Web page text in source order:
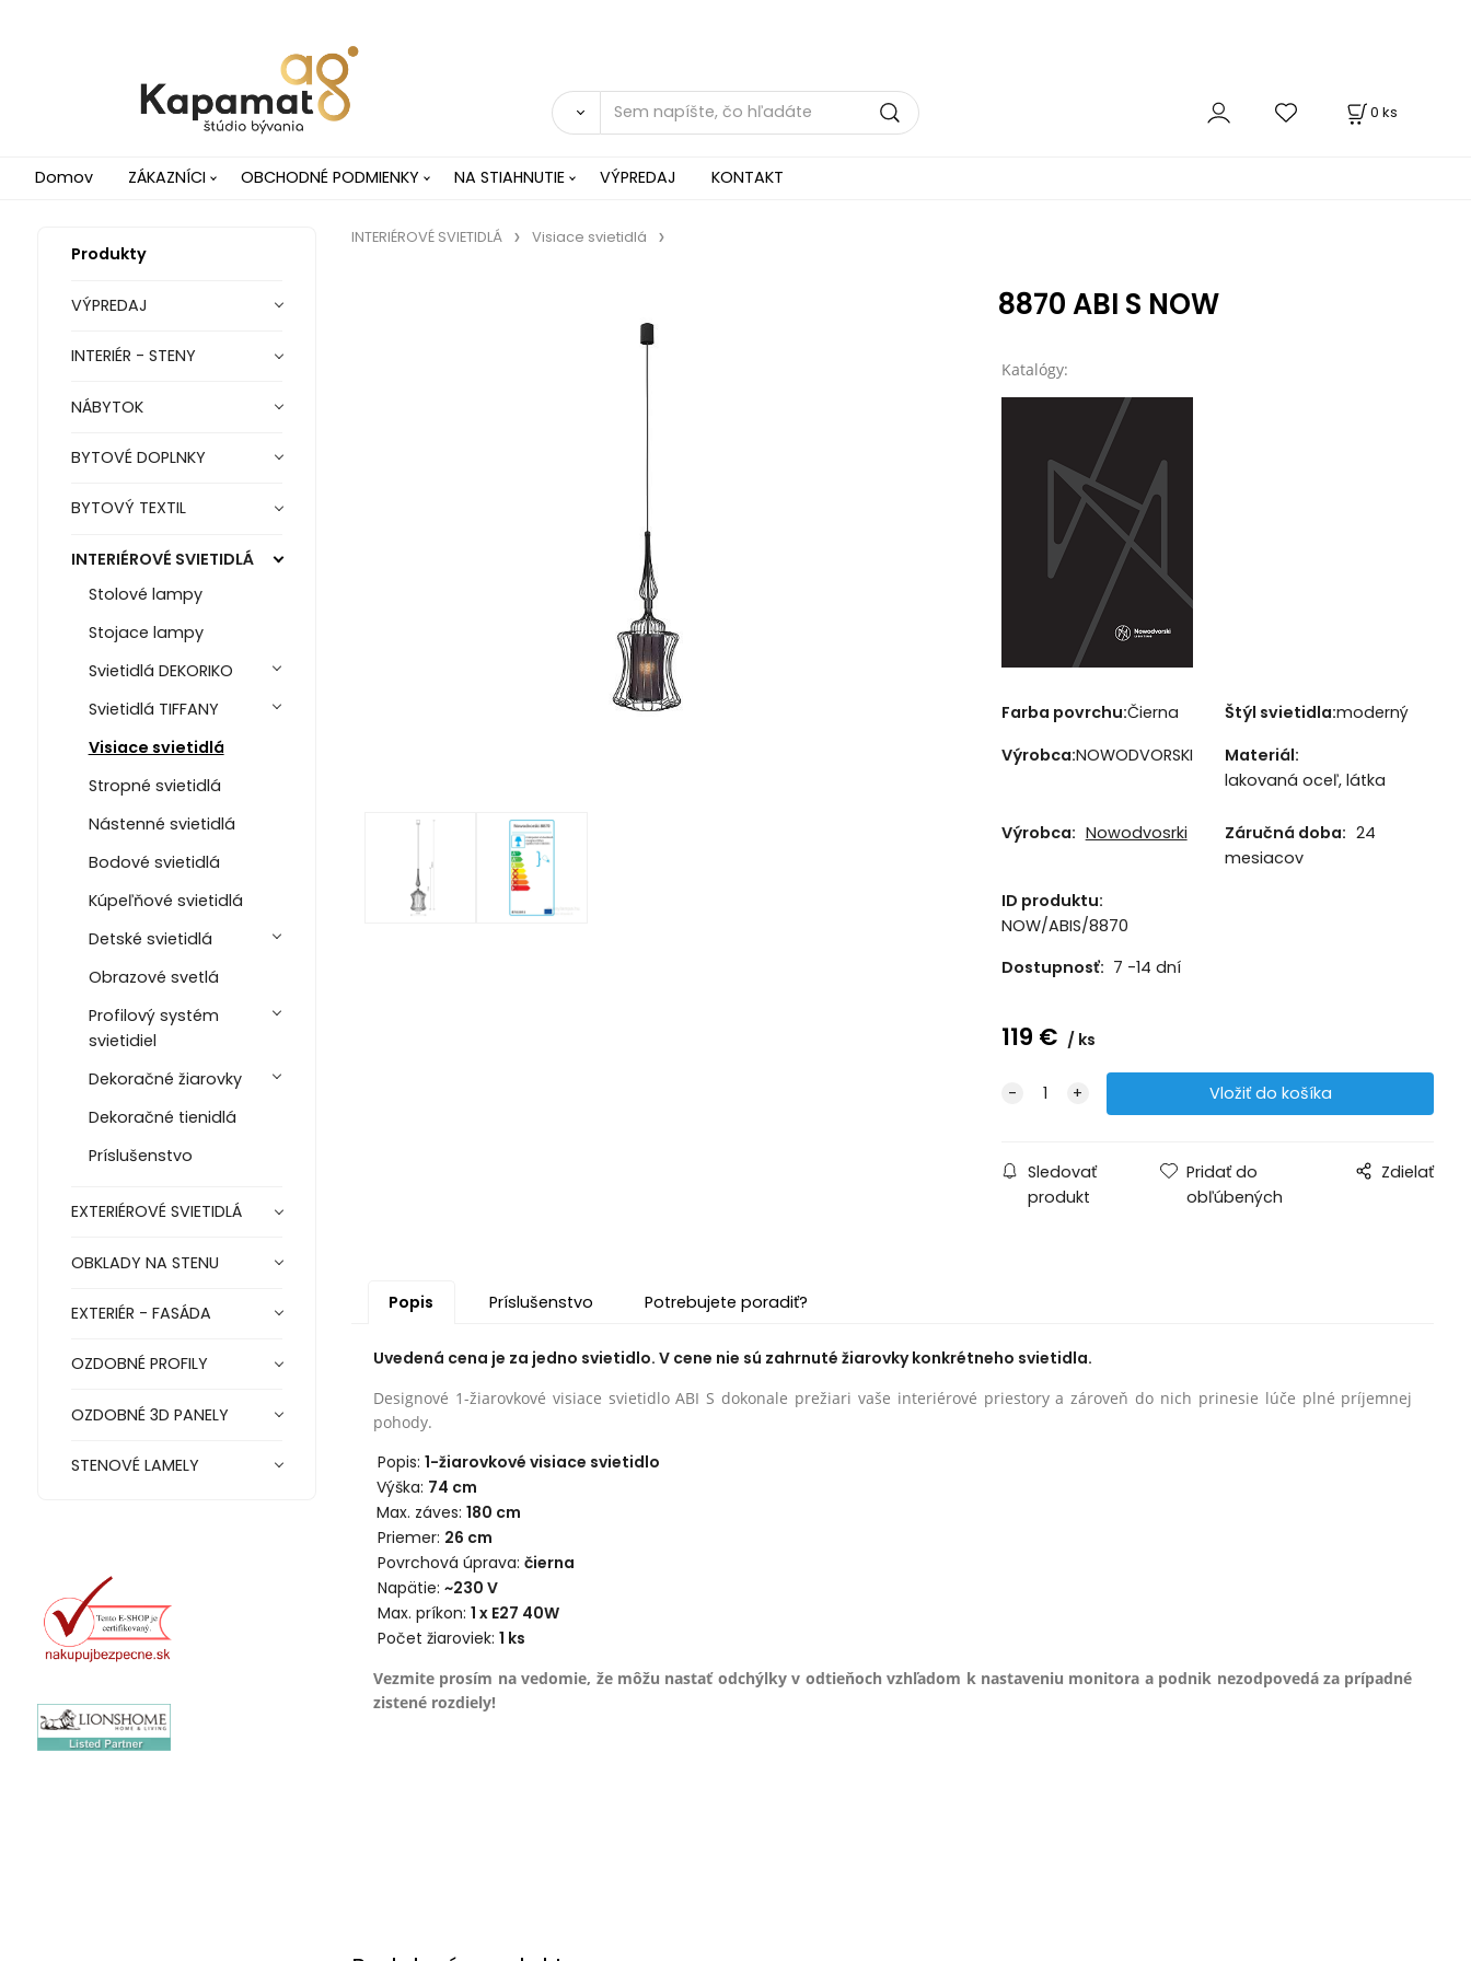
0 ks
Domov ZÁKAZNÍCI OBCHODNÉ PODMIENKY NA STIAHNUTIE VÝPREDAJ KONTAKT
Produkty
VÝPREDAJ
INTERIÉR - STENY
NÁBYTOK
BYTOVÉ DOPLNKY
BYTOVÝ TEXTIL
INTERIÉROVÉ SVIETIDLÁ
Stolové lampy
Stojace lampy
Svietidlá DEKORIKO
Svietidlá TIFFANY
Visiace svietidlá
Stropné svietidlá
Nástenné svietidlá
Bodové svietidlá
Kúpeľňové svietidlá
Detské svietidlá
Obrazové svetlá
Profilový systém
svietidiel
Dekoračné žiarovky
Dekoračné tienidlá
Príslušenstvo
EXTERIÉROVÉ SVIETIDLÁ
OBKLADY NA STENU
EXTERIÉR - FASÁDA
OZDOBNÉ PROFILY
OZDOBNÉ 3D PANELY
STENOVÉ LAMELY
INTERIÉROVÉ SVIETIDLÁ Visiace svietidlá
8870 ABI S NOW
Katalógy:
Farba povrchu:Čierna Štýl svietidla:moderný
Výrobca:NOWODVORSKI
Materiál:
lakovaná oceľ, látka
Výrobca: Nowodvosrki Záručná doba: 24
mesiacov
ID produktu:
NOW/ABIS/8870
Dostupnosť: 7 -14 dní
119 € ks
Sledovať
produkt
Pridať do
obľúbených
Zdielať
Popis Príslušenstvo Potrebujete poradiť?
Uvedená cena je za jedno svietidlo. V cene nie sú zahrnuté žiarovky konkrétneho svietidla.
Designové 1-žiarovkové visiace svietidlo ABI S dokonale prežiari vaše interiérové priestory a zároveň do nich prinesie lúče plné príjemnej
pohody.
Popis: 1-žiarovkové visiace svietidlo
Výška: 74 cm
Max. záves: 180 cm
Priemer: 26 cm
Povrchová úprava: čierna
Napätie: ~230 V
Max. príkon: 1 x E27 40W
Počet žiaroviek: 1 ks
Vezmite prosím na vedomie, že môžu nastať odchýlky v odtieňoch vzhľadom k nastaveniu monitora a podnik nezodpovedá za prípadné
zistené rozdiely!